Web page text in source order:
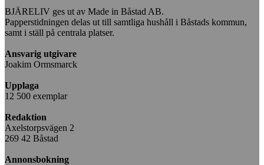
BJÄRELIV ges ut av Made in Båstad AB.
Papperstidningen delas ut till samtliga hushåll i Båstads kommun,
samt i ställ på centrala platser.
Ansvarig utgivare
Joakim Ormsmarck
Upplaga
12 500 exemplar
Redaktion
Axelstorpsvägen 2
269 42 Båstad
Annonsbokning